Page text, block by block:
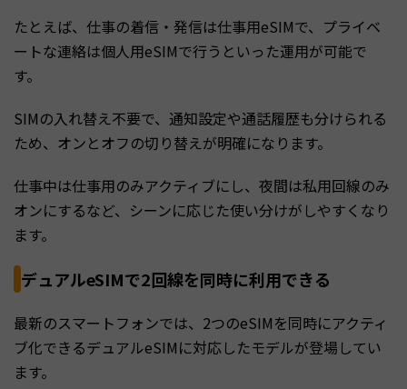
たとえば、仕事の着信・発信は仕事用eSIMで、プライベ
ートな連絡は個人用eSIMで行うといった運用が可能で
す。
SIMの入れ替え不要で、通知設定や通話履歴も分けられる
ため、オンとオフの切り替えが明確になります。
仕事中は仕事用のみアクティブにし、夜間は私用回線のみ
オンにするなど、シーンに応じた使い分けがしやすくなり
ます。
デュアルeSIMで2回線を同時に利用できる
最新のスマートフォンでは、2つのeSIMを同時にアクティ
ブ化できるデュアルeSIMに対応したモデルが登場してい
ます。